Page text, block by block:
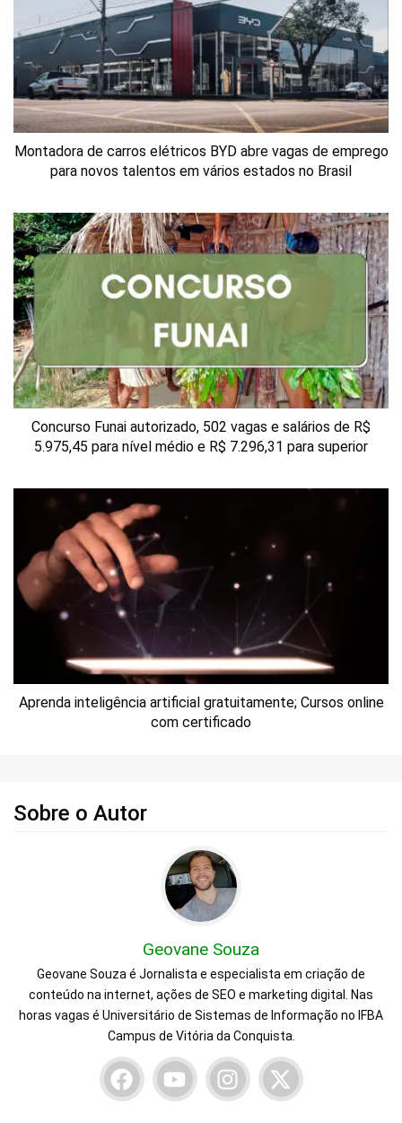
Montadora de carros elétricos BYD abre vagas de emprego
para novos talentos em vários estados no Brasil
Concurso Funai autorizado, 502 vagas e salários de R$
5.975,45 para nível médio e R$ 7.296,31 para superior
Aprenda inteligência artificial gratuitamente; Cursos online
com certificado
Sobre o Autor
Geovane Souza
Geovane Souza é Jornalista e especialista em criação de
conteúdo na internet, ações de SEO e marketing digital. Nas
horas vagas é Universitário de Sistemas de Informação no IFBA
Campus de Vitória da Conquista.